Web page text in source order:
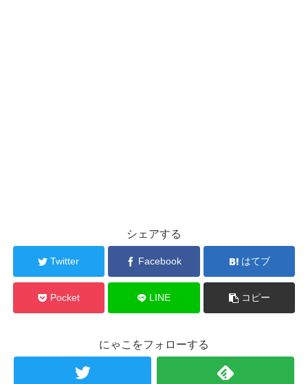
シェアする
Twitter Facebook はてブ
Pocket LINE コピー
にゃこをフォローする